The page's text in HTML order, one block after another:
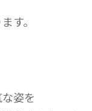
す。
姿を